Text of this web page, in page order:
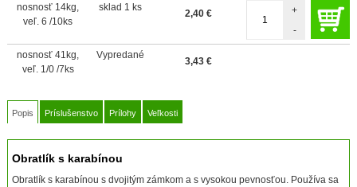
nosnosť 14kg,
veľ. 6 /10ks
sklad 1 ks
2,40 €
-
+
nosnosť 41kg,
veľ. 1/0 /7ks
Vypredané
3,43 €
Popis Príslušenstvo Prílohy Veľkosti
Obratlík s karabínou
Obratlík s karabínou s dvojitým zámkom a s vysokou pevnosťou. Používa sa